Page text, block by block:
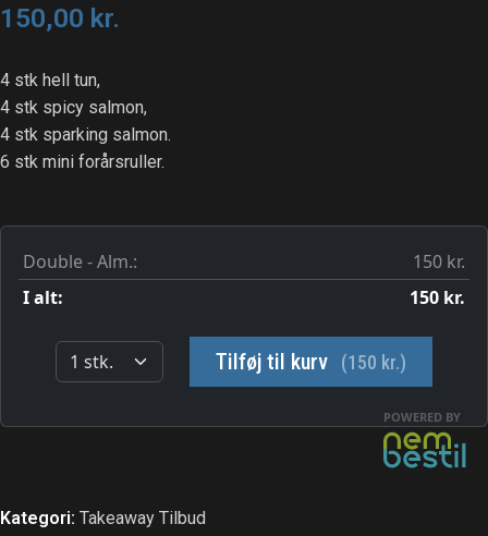
150,00 kr.
4 stk hell tun,
4 stk spicy salmon,
4 stk sparking salmon.
6 stk mini forårsruller.
Kategori: Takeaway Tilbud